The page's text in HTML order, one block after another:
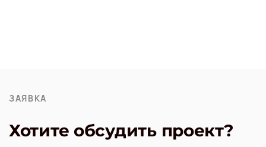
ЗАЯВКА
Хотите обсудить проект?